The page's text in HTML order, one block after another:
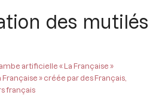
des mutilés
artificielle « La Française »
» créée par des Français,
français